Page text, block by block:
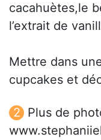
cacahuètes,le
l’extrait de
Mettre dans
cupcakes et
Plus de